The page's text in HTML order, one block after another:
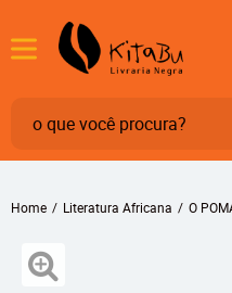
Home Literatura Africana O